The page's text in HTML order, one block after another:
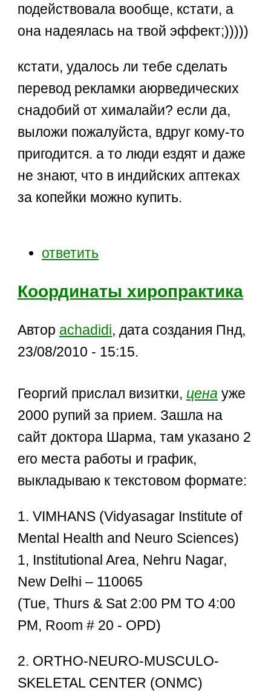
подействовала вообще, кстати, а
она надеялась на твой эффект;)))))
кстати, удалось ли тебе сделать
перевод рекламки аюрведических
снадобий от хималайи? если да,
выложи пожалуйста, вдруг кому-то
пригодится. а то люди ездят и даже
не знают, что в индийских аптеках
за копейки можно купить.
ответить
Координаты хиропрактика
Автор achadidi, дата создания Пнд,
23/08/2010 - 15:15.
Георгий прислал визитки, цена уже
2000 рупий за прием. Зашла на
сайт доктора Шарма, там указано 2
его места работы и график,
выкладываю к текстовом формате:
1. VIMHANS (Vidyasagar Institute of
Mental Health and Neuro Sciences)
1, Institutional Area, Nehru Nagar,
New Delhi – 110065
(Tue, Thurs & Sat 2:00 PM TO 4:00
PM, Room # 20 - OPD)
2. ORTHO-NEURO-MUSCULO-
SKELETAL CENTER (ONMC)